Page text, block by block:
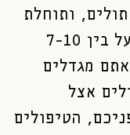
ותוחלת
החיים הממוצעת שלהם עומדת על בין 7-10
מגדלים
אצל
הטיפולים